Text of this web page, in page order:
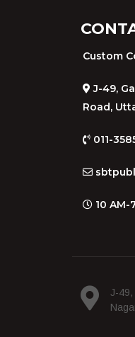
Custom
J-49,
Road,
011-
10 AM-
J-